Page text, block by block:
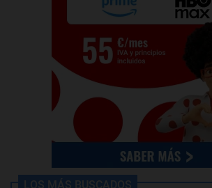
LOS MÁS BUSCADOS